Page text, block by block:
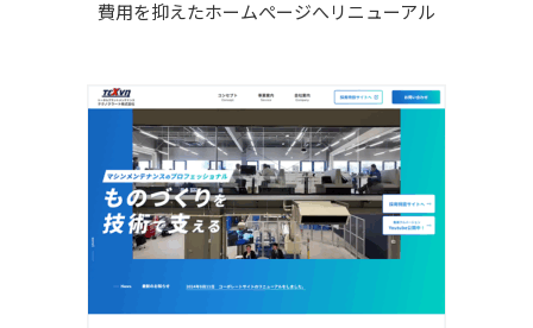
費用を抑えたホームぺージへリニューアル